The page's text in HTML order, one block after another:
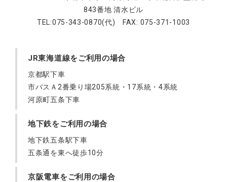
843番地 清水ビル
TEL:075-343-0870(代) FAX: 075-371-1003
JR東海道線をご利用の場合
京都駅下車
市バスＡ2番乗り場205系統・17系統・4系統
河原町五条下車
地下鉄をご利用の場合
地下鉄五条駅下車
五条通を東へ徒歩10分
京阪電車をご利用の場合